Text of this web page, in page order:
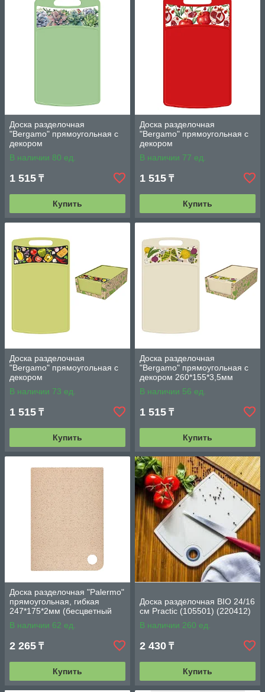
Доска разделочная
"Bergamo" прямоугольная с
декором
260*155*3,5мм(зеленый)
В наличии 80 ед.
1 515 ₸
Купить
Доска разделочная
"Bergamo" прямоугольная с
декором
260*155*3,5мм(красный)
В наличии 77 ед.
1 515 ₸
Купить
Доска разделочная
"Bergamo" прямоугольная с
декором
260*155*3,5мм(салатовый)
В наличии 73 ед.
1 515 ₸
Купить
Доска разделочная
"Bergamo" прямоугольная с
декором 260*155*3,5мм
(светло-бежевый)
В наличии 56 ед.
1 515 ₸
Купить
Доска разделочная "Palermo"
прямоугольная, гибкая
247*175*2мм (бесцветный
флэк)
В наличии 62 ед.
2 265 ₸
Купить
Доска разделочная BIO 24/16
см Practic (105501) (220412)
В наличии 260 ед.
2 430 ₸
Купить